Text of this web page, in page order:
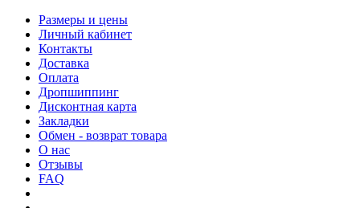
Размеры и цены
Личный кабинет
Контакты
Доставка
Оплата
Дропшиппинг
Дисконтная карта
Закладки
Обмен - возврат товара
О нас
Отзывы
FAQ